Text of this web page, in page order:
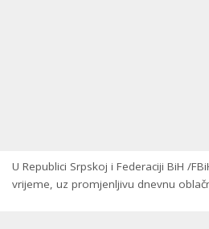
U Republici Srpskoj i Federaciji BiH /
vrijeme, uz promjenljivu dnevnu